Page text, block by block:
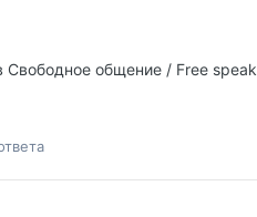
Свободное общение / Free speak